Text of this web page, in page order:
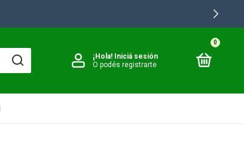
¡Hola! Iniciá sesión
O podés registrarte
0